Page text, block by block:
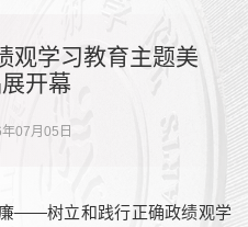
观学习教育主题美
开幕
07月05日
——树立和践行正确政绩观学